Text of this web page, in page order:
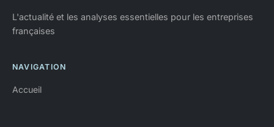
L'actualité et les analyses essentielles pour les entreprises
françaises
NAVIGATION
Accueil